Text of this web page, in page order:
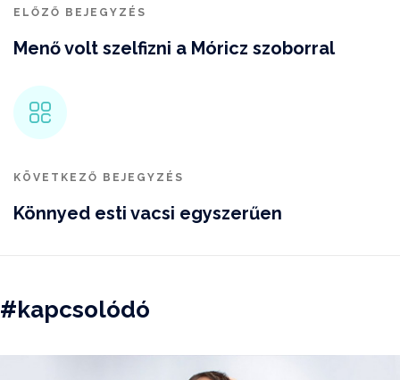
ELŐZŐ BEJEGYZÉS
Menő volt szelfizni a Móricz szoborral
KÖVETKEZŐ BEJEGYZÉS
Könnyed esti vacsi egyszerűen
#kapcsolódó